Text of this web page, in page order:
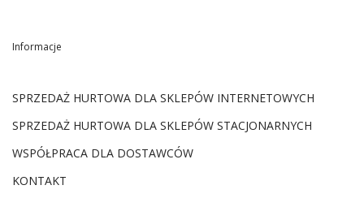
Informacje
SPRZEDAŻ HURTOWA DLA SKLEPÓW INTERNETOWYCH
SPRZEDAŻ HURTOWA DLA SKLEPÓW STACJONARNYCH
WSPÓŁPRACA DLA DOSTAWCÓW
KONTAKT